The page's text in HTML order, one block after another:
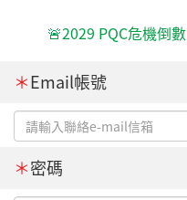
🚨2029 PQC危機倒
＊Email帳號
＊密碼